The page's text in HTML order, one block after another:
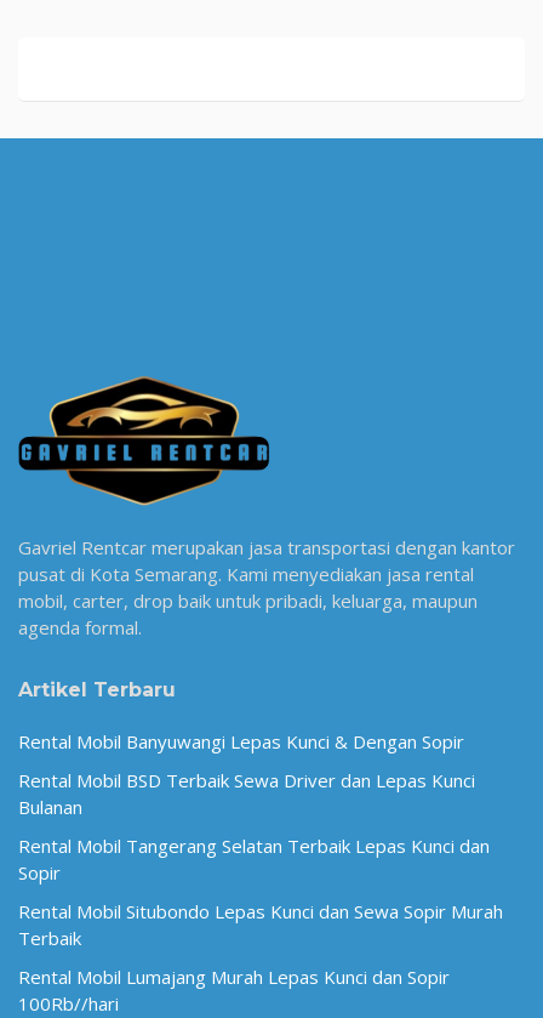
Gavriel Rentcar merupakan jasa transportasi dengan kantor
pusat di Kota Semarang. Kami menyediakan jasa rental
mobil, carter, drop baik untuk pribadi, keluarga, maupun
agenda formal.
Artikel Terbaru
Rental Mobil Banyuwangi Lepas Kunci & Dengan Sopir
Rental Mobil BSD Terbaik Sewa Driver dan Lepas Kunci
Bulanan
Rental Mobil Tangerang Selatan Terbaik Lepas Kunci dan
Sopir
Rental Mobil Situbondo Lepas Kunci dan Sewa Sopir Murah
Terbaik
Rental Mobil Lumajang Murah Lepas Kunci dan Sopir
100Rb//hari